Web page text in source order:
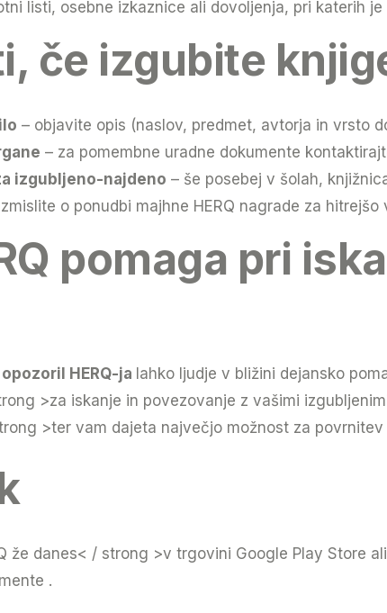
listi, osebne izkaznice ali dovoljenja, pri katerih
če izgubite
– objavite opis (naslov, predmet, avtorja in vrsto
– za pomembne uradne dokumente
izgubljeno-najdeno – še posebej v šolah,
o ponudbi majhne HERQ nagrade za
pomaga pri
HERQ-ja lahko ljudje v bližini dejansko
>za iskanje in povezovanje z vašimi
>ter vam dajeta največjo možnost za
že danes< / strong >v trgovini Google Play Store
.